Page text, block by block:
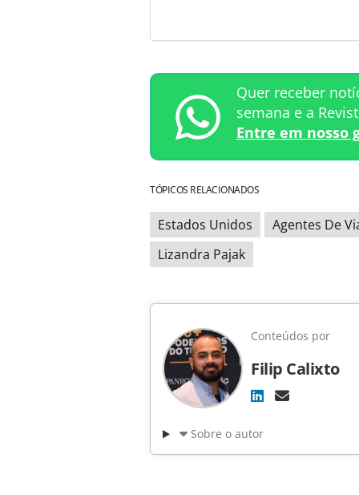
Quer receber
semana e a
Entre em nosso
TÓPICOS RELACIONADOS
Estados Unidos
Agentes De
Lizandra Pajak
Conteúdos por
Filip Calixto
Sobre o autor